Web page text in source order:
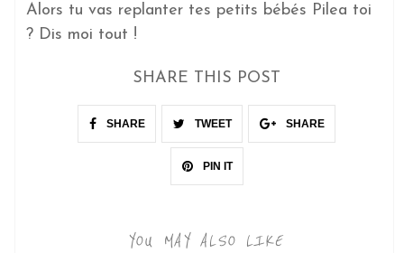
Alors tu vas replanter tes petits bébés Pilea toi
? Dis moi tout !
SHARE THIS POST
SHARE TWEET SHARE
PIN IT
YOU MAY ALSO LIKE